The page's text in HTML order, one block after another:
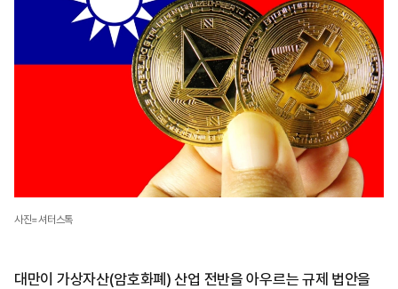
사진=셔터스톡
대만이 가상자산(암호화폐) 산업 전반을 아우르는 규제 법안을